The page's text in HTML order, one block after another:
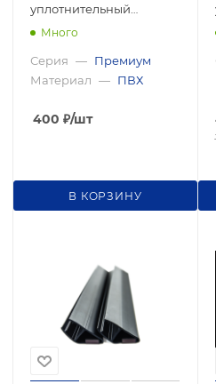
уплотнительный
профиль, прямой угол,
Много
Серия — Премиум
Материал — ПВХ
400 ₽/шт
В КОРЗИНУ